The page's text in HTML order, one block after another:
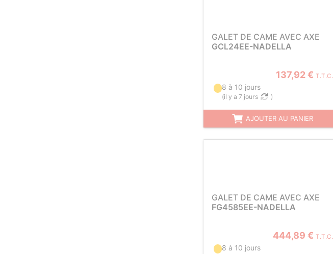
GALET DE CAME AVEC AXE
GCL24EE-NADELLA
137,92 € T.T.C.
8 à 10 jours
(il y a 7 jours )
AJOUTER AU PANIER
GALET DE CAME AVEC AXE
FG4585EE-NADELLA
444,89 € T.T.C.
8 à 10 jours